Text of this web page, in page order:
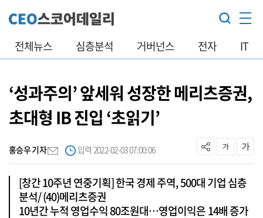
전체뉴스 심층분석 거버넌스 전자 IT
‘성과주의’ 앞세워 성장한 메리츠증권,
초대형 IB 진입 ‘초읽기’
홍승우 기자 입력 2022-02-03 07:00:06
[창간 10주년 연중기획] 한국 경제 주역, 500대 기업 심층
분석/ (40)메리츠증권
10년간 누적 영업수익 80조원대…영업이익은 14배 증가